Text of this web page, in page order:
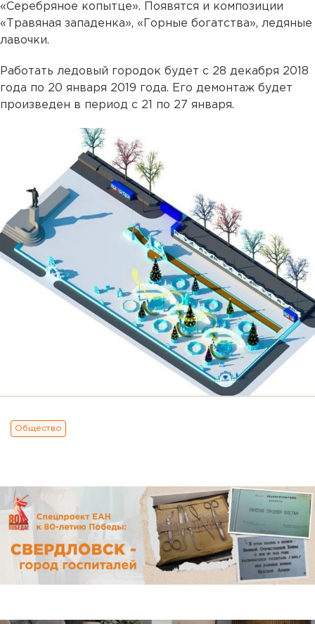
«Серебряное копытце». Появятся и композиции
«Травяная западенка», «Горные богатства», ледяные
лавочки.
Работать ледовый городок будет с 28 декабря 2018
года по 20 января 2019 года. Его демонтаж будет
произведен в период с 21 по 27 января.
Общество